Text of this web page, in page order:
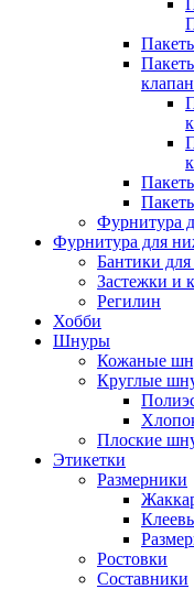
Фурнитура
Фурнитура для
Бантики для
Застежки и
Регилин
Хобби
Шнуры
Кожаные
Круглые
Плоские
Этикетки
Размерники
Ростовки
Составники